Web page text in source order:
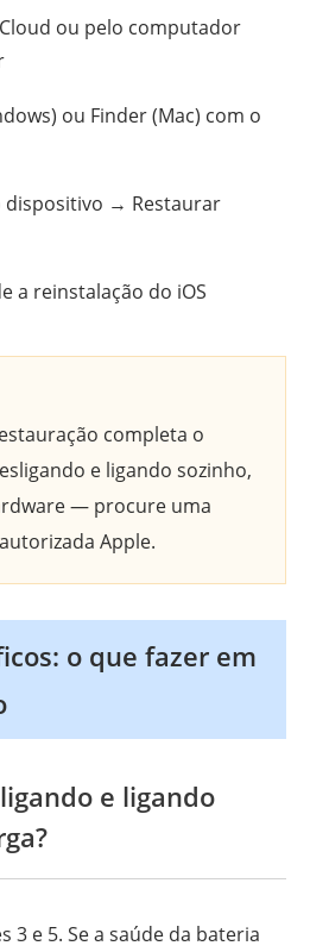
ou pelo computador
ou Finder (Mac) com o
dispositivo → Restaurar
a reinstalação do iOS
completa o
e ligando sozinho,
— procure uma
Apple.
o que fazer em
e ligando
3 e 5. Se a saúde da bateria